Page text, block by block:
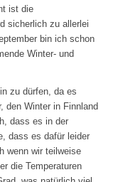
ist die
sicherlich zu allerlei
bin ich schon
Winter- und
zu dürfen, da es
den Winter in Finnland
dass es in der
dass es dafür leider
wenn wir teilweise
die Temperaturen